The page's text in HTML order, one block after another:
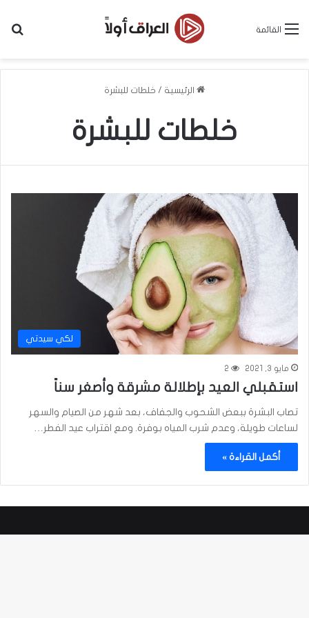
القائمة
الرئيسية / خلطات للبشرة
خلطات للبشرة
لكي سيدتي
مايو 3, 2021 2
استقبلي العيد بإطلالة مشرقة وأصغر سناً
تصاب البشرة ببعض الشحوب والجفاف، بعد شهر من الصيام والسهر
لساعات طويلة، وعدم شرب المياه بوفرة. ومع اقتراب عيد الفطر…
أكمل القراءة »